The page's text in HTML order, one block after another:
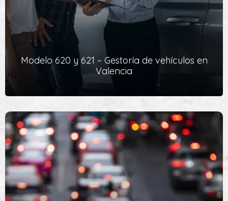
Ver Servicio
Modelo 620 y 621 – Gestoría de vehículos en
Valencia
Modelo 620 y 621 – Gestoría de vehículos en
Valencia
Modelo 620y 621 - Este impuesto debe pagarlo generalmente
el comprador y, por eso, es al comprador a quien le